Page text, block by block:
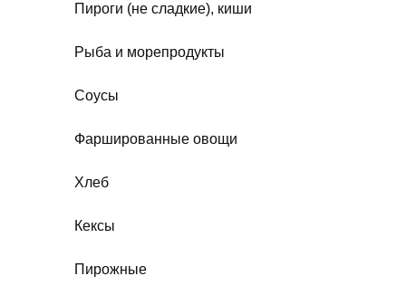
Пироги (не сладкие), киши
Рыба и морепродукты
Соусы
Фаршированные овощи
Хлеб
Кексы
Пирожные